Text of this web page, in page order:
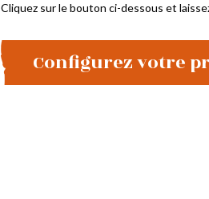
Cliquez sur le bouton ci-dessous et
Configurez votre